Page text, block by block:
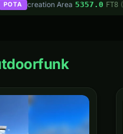
· 436.795 MHz FM · ↑ 08:47
14.027 CW (13 min
POTA
Recreation Area 5357.0 FT8 (1
· Jeden Sonntag ab